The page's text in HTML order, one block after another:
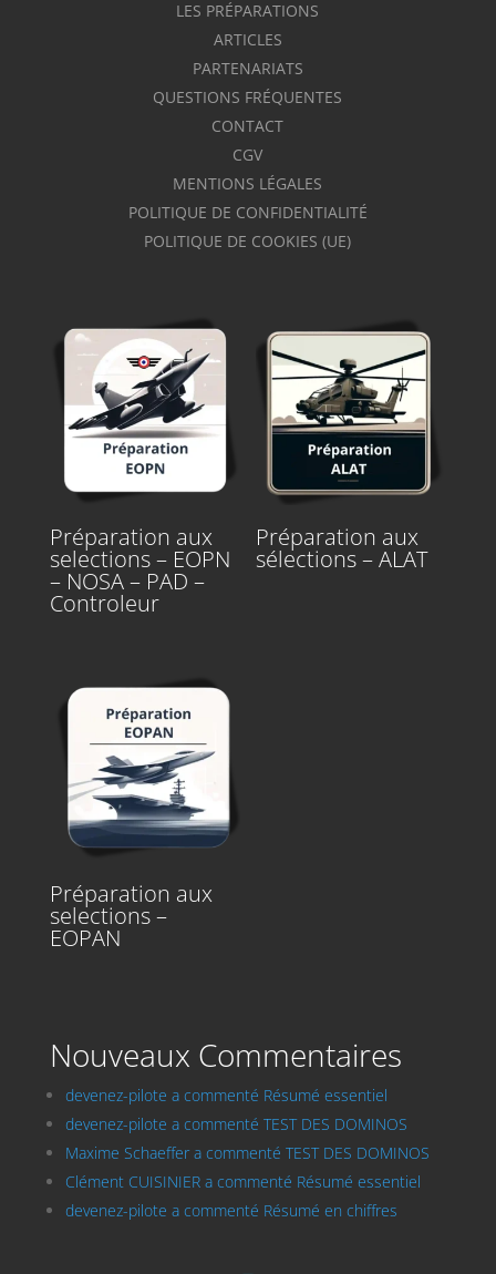
LES PRÉPARATIONS
ARTICLES
PARTENARIATS
QUESTIONS FRÉQUENTES
CONTACT
CGV
MENTIONS LÉGALES
POLITIQUE DE CONFIDENTIALITÉ
POLITIQUE DE COOKIES (UE)
Préparation aux
selections – EOPN
– NOSA – PAD –
Controleur
Préparation aux
sélections – ALAT
Préparation aux
selections –
EOPAN
Nouveaux Commentaires
devenez-pilote a commenté Résumé essentiel
devenez-pilote a commenté TEST DES DOMINOS
Maxime Schaeffer a commenté TEST DES DOMINOS
Clément CUISINIER a commenté Résumé essentiel
devenez-pilote a commenté Résumé en chiffres